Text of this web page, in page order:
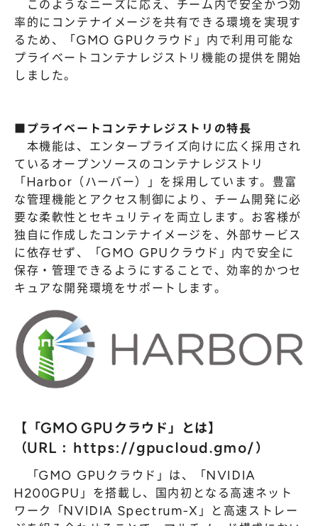
このようなニーズに応え、チーム内で安全かつ効
率的にコンテナイメージを共有できる環境を実現す
るため、「GMO GPUクラウド」内で利用可能な
プライベートコンテナレジストリ機能の提供を開始
しました。
■プライベートコンテナレジストリの特長
本機能は、エンタープライズ向けに広く採用され
ているオープンソースのコンテナレジストリ
「Harbor（ハーバー）」を採用しています。豊富
な管理機能とアクセス制御により、チーム開発に必
要な柔軟性とセキュリティを両立します。お客様が
独自に作成したコンテナイメージを、外部サービス
に依存せず、「GMO GPUクラウド」内で安全に
保存・管理できるようにすることで、効率的かつセ
キュアな開発環境をサポートします。
【「GMO GPUクラウド」とは】
（URL：https://gpucloud.gmo/）
「GMO GPUクラウド」は、「NVIDIA
H200GPU」を搭載し、国内初となる高速ネット
ワーク「NVIDIA Spectrum-X」と高速ストレー